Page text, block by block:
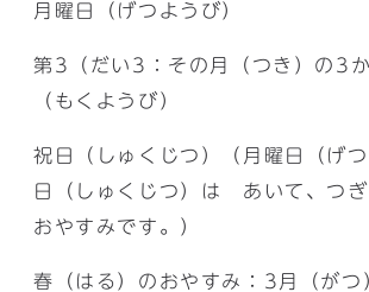
月曜日（げつようび）
第3（だい3：その月（つき）の3
（もくようび）
祝日（しゅくじつ）（月曜日（げ
日（しゅくじつ）は あいて、つ
おやすみです。）
春（はる）のおやすみ：3月（が